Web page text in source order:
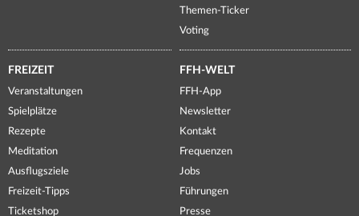
Themen-Ticker
Voting
FREIZEIT
Veranstaltungen
Spielplätze
Rezepte
Meditation
Ausflugsziele
Freizeit-Tipps
Ticketshop
FFH-WELT
FFH-App
Newsletter
Kontakt
Frequenzen
Jobs
Führungen
Presse